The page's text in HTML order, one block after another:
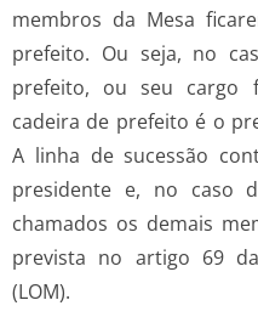
membros da Mesa
prefeito. Ou seja, no
prefeito, ou seu cargo
cadeira de prefeito é o
A linha de sucessão
presidente e, no caso
chamados os demais
prevista no artigo 69
(LOM).